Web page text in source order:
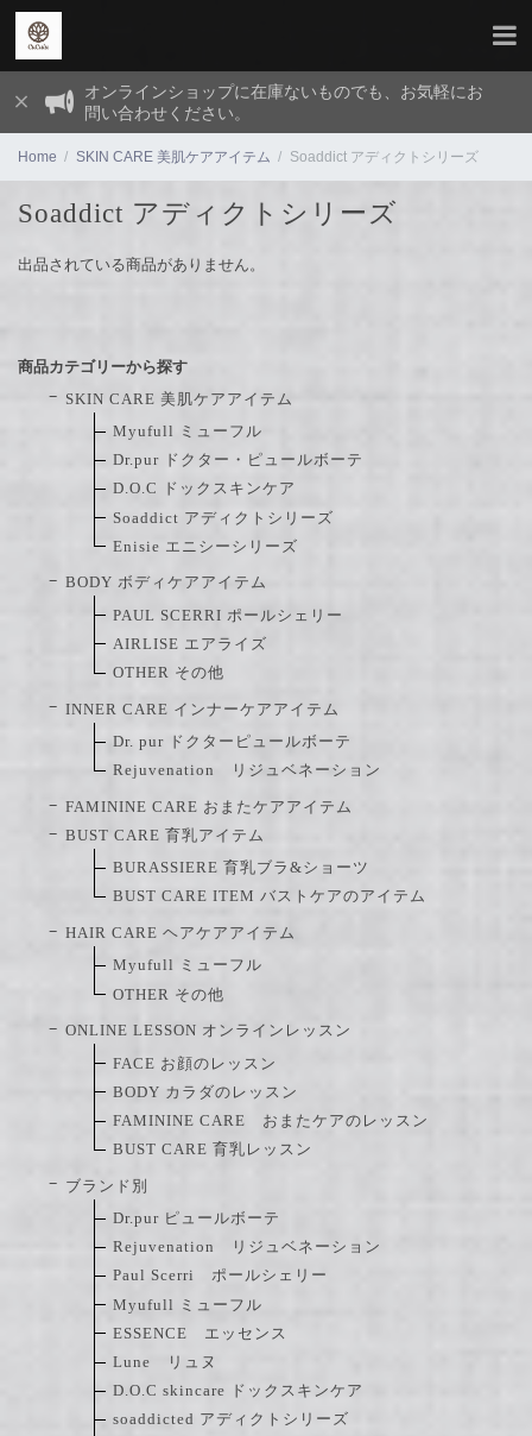
オンラインショップに在庫ないものでも、お気軽にお
問い合わせください。
Home SKIN CARE 美肌ケアアイテム Soaddict アディクトシリーズ
Soaddict アディクトシリーズ
出品されている商品がありません。
商品カテゴリーから探す
SKIN CARE 美肌ケアアイテム
Myufull ミューフル
Dr.pur ドクター・ピュールボーテ
D.O.C ドックスキンケア
Soaddict アディクトシリーズ
Enisie エニシーシリーズ
BODY ボディケアアイテム
PAUL SCERRI ポールシェリー
AIRLISE エアライズ
OTHER その他
INNER CARE インナーケアアイテム
Dr. pur ドクターピュールボーテ
Rejuvenation リジュベネーション
FAMININE CARE おまたケアアイテム
BUST CARE 育乳アイテム
BURASSIERE 育乳ブラ&ショーツ
BUST CARE ITEM バストケアのアイテム
HAIR CARE ヘアケアアイテム
Myufull ミューフル
OTHER その他
ONLINE LESSON オンラインレッスン
FACE お顔のレッスン
BODY カラダのレッスン
FAMININE CARE おまたケアのレッスン
BUST CARE 育乳レッスン
ブランド別
Dr.pur ピュールボーテ
Rejuvenation リジュベネーション
Paul Scerri ポールシェリー
Myufull ミューフル
ESSENCE エッセンス
Lune リュヌ
D.O.C skincare ドックスキンケア
soaddicted アディクトシリーズ